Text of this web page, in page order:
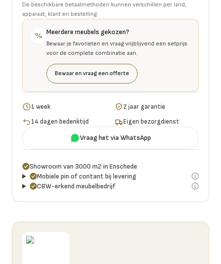
De beschikbare betaalmethoden kunnen verschillen per land,
apparaat, klant en bestelling.
% Meerdere meubels gekozen?
Bewaar je favorieten en vraag vrijblijvend een setprijs
voor de complete combinatie aan.
Bewaar en vraag een offerte
1 week
2 jaar garantie
14 dagen bedenktijd
Eigen bezorgdienst
Vraag het via WhatsApp
Showroom van 3000 m2 in Enschede
Mobiele pin of contant bij levering
CBW-erkend meubelbedrijf